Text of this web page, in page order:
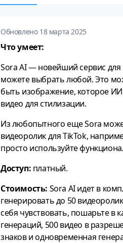
Обновлено 18 марта 2025
Что умеет:
Sora AI — новейший сервис
можете выбрать любой. Это
быть изображение, которое
видео для стилизации.
Из любопытного еще Sora
видеоролик для TikTok,
просто используйте
Доступ: платный.
Стоимость: Sora AI идет в
генерировать до 50
себя чувствовать, пошарьте в
генераций, 500 видео в
знаков и одновременная